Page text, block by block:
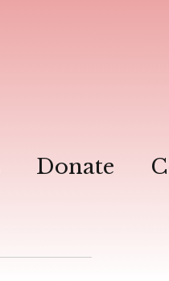
Donate